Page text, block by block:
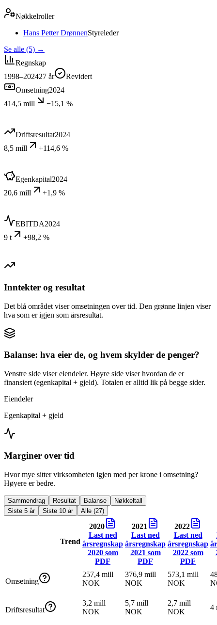
Nøkkelroller
Hans Petter DrønnenStyreleder
Se alle (5) →
Regnskap
1998–202427 år
Revidert
Omsetning2024
414,5 mill
−15,1 %
Driftsresultat2024
8,5 mill
+114,6 %
Egenkapital2024
20,6 mill
+1,9 %
EBITDA2024
9 t
+98,2 %
Inntekter og resultat
Det blå området viser omsetningen over tid. Den grønne linjen viser
hva som er igjen som årsresultat.
Balanse: hva eier de, og hvem skylder de penger?
Venstre side viser eiendeler. Høyre side viser hvordan de er
finansiert (egenkapital + gjeld). Totalen er alltid lik på begge sider.
Eiendeler
Egenkapital + gjeld
Marginer over tid
Hvor mye sitter virksomheten igjen med per krone i omsetning?
Høyere er bedre.
Sammendrag Resultat Balanse
Nøkkeltall
Siste 5 år
Siste 10 år Alle (27)
Trend
2020
Last ned
årsregnskap
2020som
PDF
2021
Last ned
årsregnskap
2021 som
PDF
2022
Last ned
årsregnskap
2022som
PDF
Omsetning
257,4 mill
NOK
376,9 mill
NOK
573,1 mill
NOK
Driftsresultat
3,2 mill
NOK
5,7 mill
NOK
2,7 mill
NOK
4